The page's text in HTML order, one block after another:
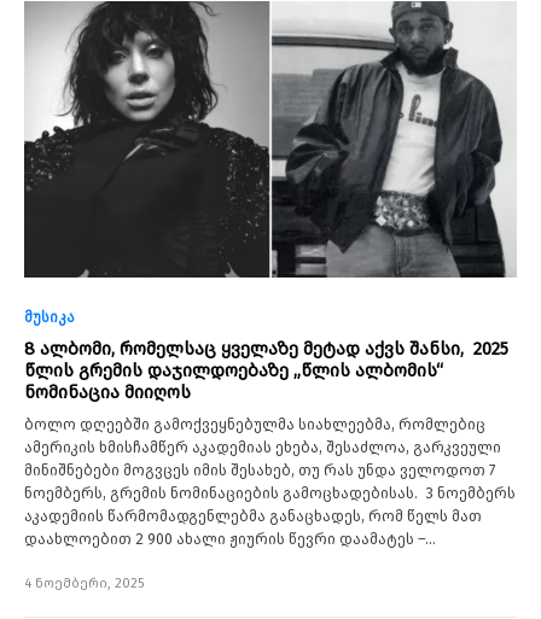
მუსიკა
8 ალბომი, რომელსაც ყველაზე მეტად აქვს შანსი, 2025
წლის გრემის დაჯილდოებაზე „წლის ალბომის“
ნომინაცია მიიღოს
ბოლო დღეებში გამოქვეყნებულმა სიახლეებმა, რომლებიც
ამერიკის ხმისჩამწერ აკადემიას ეხება, შესაძლოა, გარკვეული
მინიშნებები მოგვცეს იმის შესახებ, თუ რას უნდა ველოდოთ 7
ნოემბერს, გრემის ნომინაციების გამოცხადებისას. 3 ნოემბერს
აკადემიის წარმომადგენლებმა განაცხადეს, რომ წელს მათ
დაახლოებით 2 900 ახალი ჟიურის წევრი დაამატეს –…
4 ნოემბერი, 2025